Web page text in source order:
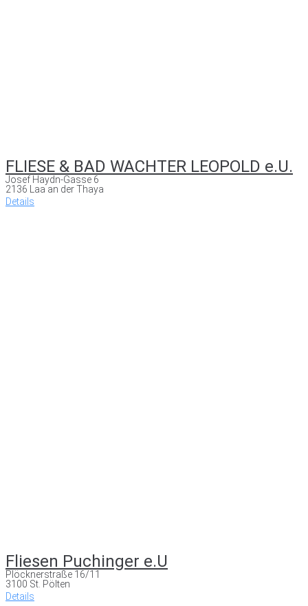
FLIESE & BAD WACHTER LEOPOLD e.U.
Josef Haydn-Gasse 6
2136 Laa an der Thaya
Details
Fliesen Puchinger e.U
Plöcknerstraße 16/11
3100 St. Pölten
Details